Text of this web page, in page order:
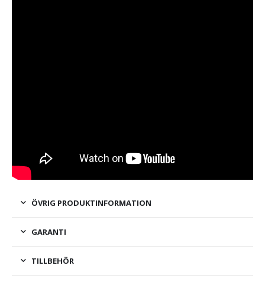
ÖVRIG PRODUKTINFORMATION
GARANTI
TILLBEHÖR